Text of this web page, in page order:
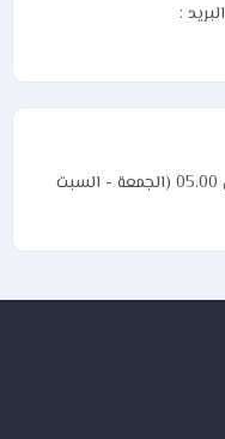
البريد :
الاحمد -الخميس : 09.00 الى 05.00 (الجمعة - السبت